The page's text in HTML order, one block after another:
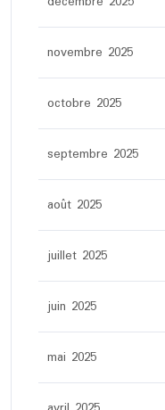
novembre 2025
octobre 2025
septembre 2025
août 2025
juillet 2025
juin 2025
mai 2025